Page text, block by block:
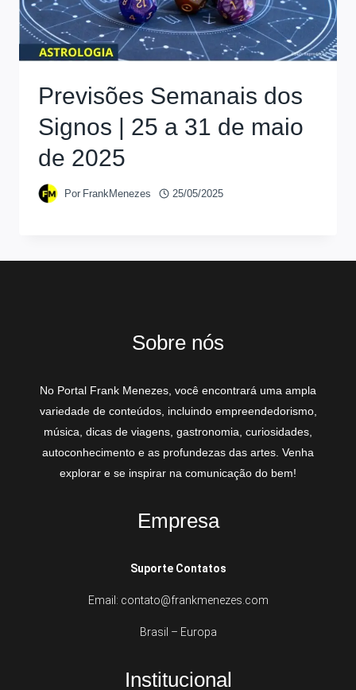
Previsões Semanais dos
Signos | 25 a 31 de maio
de 2025
Por FrankMenezes 25/05/2025
Sobre nós
No Portal Frank Menezes, você encontrará uma ampla
variedade de conteúdos, incluindo empreendedorismo,
música, dicas de viagens, gastronomia, curiosidades,
autoconhecimento e as profundezas das artes. Venha
explorar e se inspirar na comunicação do bem!
Empresa
Suporte Contatos
Email: contato@frankmenezes.com
Brasil – Europa
Institucional